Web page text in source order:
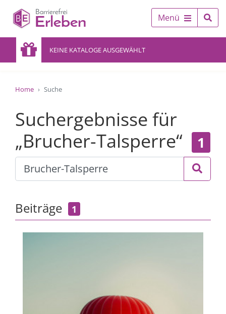
Menü
KEINE KATALOGE AUSGEWÄHLT
Home Suche
Suchergebnisse für
„Brucher-Talsperre“
1
Beiträge 1